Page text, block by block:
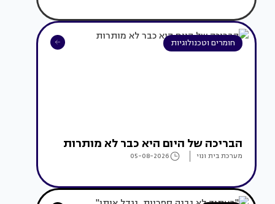
חומרים וטכנולוגיות
הבריכה של היום היא כבר לא מותרות
מערכת בית ונוי 05-08-2026